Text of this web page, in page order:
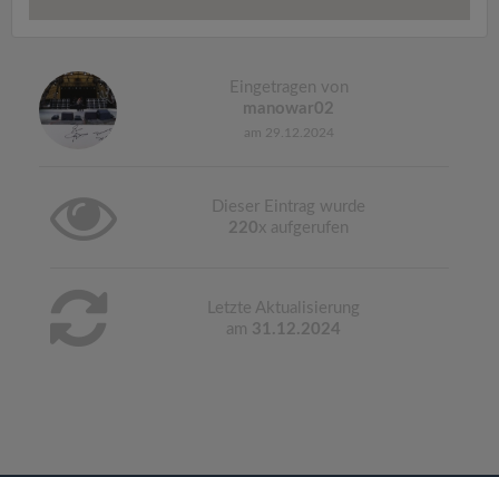
Eingetragen von
manowar02
am 29.12.2024
Dieser Eintrag wurde
220x aufgerufen
Letzte Aktualisierung
am 31.12.2024